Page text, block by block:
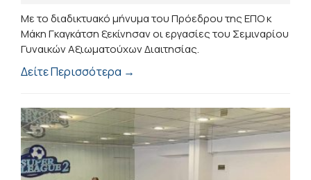
Με το διαδικτυακό μήνυμα του Πρόεδρου της ΕΠΟ κ
Μάκη Γκαγκάτση ξεκίνησαν οι εργασίες του Σεμιναρίου
Γυναικών Αξιωματούχων Διαιτησίας.
Δείτε Περισσότερα →